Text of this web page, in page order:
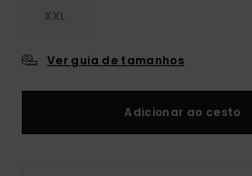
XXL
Ver guia de tamanhos
Adicionar ao cesto